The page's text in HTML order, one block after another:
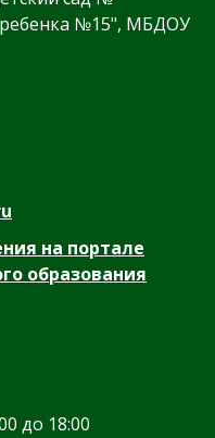
№15", МБДОУ
на портале
образования
до 18:00